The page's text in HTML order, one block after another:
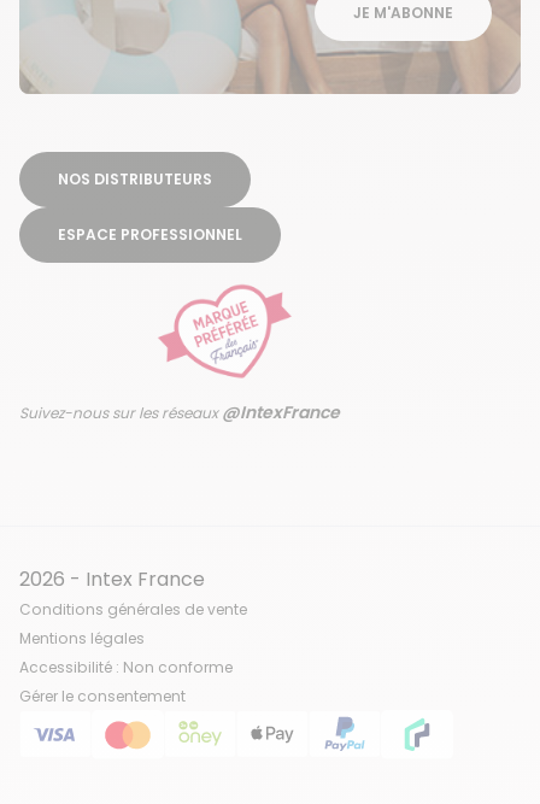
JE M'ABONNE
NOS DISTRIBUTEURS
ESPACE PROFESSIONNEL
Suivez-nous sur les réseaux@IntexFrance
2026 - Intex France
Conditions générales de vente
Mentions légales
Accessibilité : Non conforme
Gérer le consentement